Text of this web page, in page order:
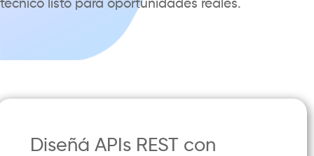
técnico listo para oportunidades reales.
Diseñá APIs REST con